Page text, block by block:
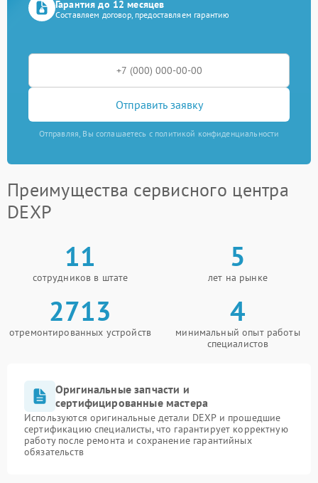
Гарантия до 12 месяцев
Составляем договор, предоставляем гарантию
Отправить заявку
Отправляя, Вы соглашаетесь с политикой конфиденциальности
Преимущества сервисного центра
DEXP
11
сотрудников в штате
5
лет на рынке
2713
отремонтированных устройств
4
минимальный опыт работы
специалистов
Оригинальные запчасти и
сертифицированные мастера
Используются оригинальные детали DEXP и прошедшие
сертификацию специалисты, что гарантирует корректную
работу после ремонта и сохранение гарантийных
обязательств